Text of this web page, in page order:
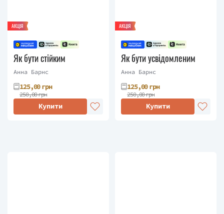
АКЦІЯ
Як бути стійким
Анна Барнс
125,00 грн
250,00 грн
Купити
АКЦІЯ
Як бути усвідомленим
Анна Барнс
125,00 грн
250,00 грн
Купити